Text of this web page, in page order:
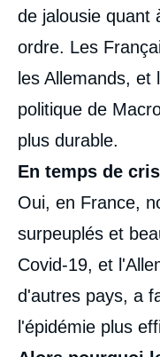
de jalousie quant
ordre. Les
les Allemands, et
politique de
plus durable.
En temps de
Oui, en France,
surpeuplés et
Covid-19, et
d'autres pays, a
l'épidémie plus